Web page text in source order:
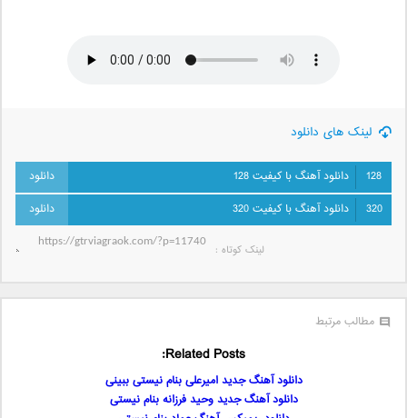
لینک های دانلود
128
دانلود آهنگ با کیفیت 128
320
دانلود آهنگ با کیفیت 320
لینک کوتاه‌ :
مطالب مرتبط
Related Posts:
دانلود آهنگ جدید امیرعلی بنام نیستی ببینی
دانلود آهنگ جدید وحید فرزانه بنام نیستی